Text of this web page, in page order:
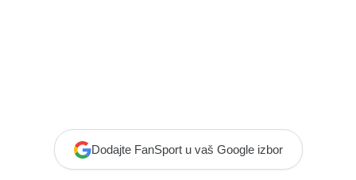
Dodajte FanSport u vaš Google izbor